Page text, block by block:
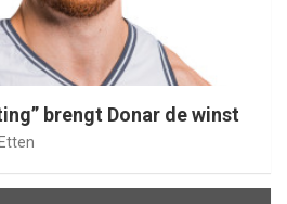
brengt Donar de winst